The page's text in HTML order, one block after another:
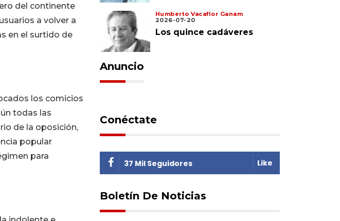
del continente
a volver a
en el surtido de
los comicios
todas las
de la oposición,
popular
para
Humberto Vacaflor Ganam
2026-07-20
Los quince cadáveres
Anuncio
Conéctate
37 Mil Seguidores Like
Boletín De Noticias